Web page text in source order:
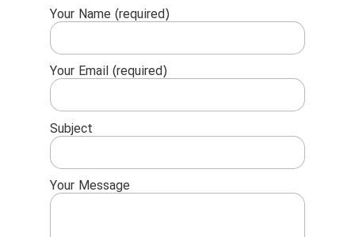
Your Name (required)
Your Email (required)
Subject
Your Message